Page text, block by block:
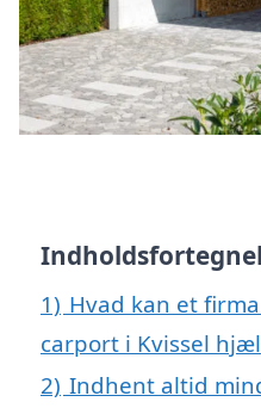
1) Hvad kan et
carport i Kvissel
2) Indhent altid